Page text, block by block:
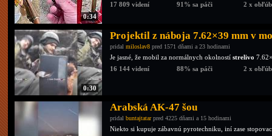
0:34
17 809 videní
91% sa páči 2 x
0:30
Projektil z náboja 7.62×39 mm v
pridal miloslav8 pred 1571 dňami a 23 hodinami
Je jasné, že mobil za normálnych okolností strelivo
16 144 videní
88% sa páči 2 x
Arabská AK-47 šou
pridal buntajtatarpred 4225 dňami a 15 hodinami
Niekto si kupuje zábavnú pyrotechniku, iní zase